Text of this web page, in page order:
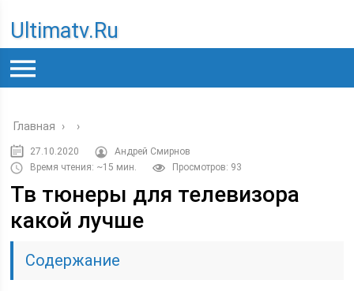
Ultimatv.ru
Главная › ›
27.10.2020
Андрей Смирнов
Время чтения: ~15 мин.
Просмотров: 93
Тв тюнеры для телевизора
какой лучше
Содержание